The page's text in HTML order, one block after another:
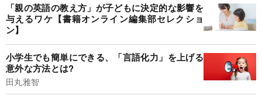
「親の英語の教え方」が子どもに決定的な影響を
与えるワケ【書籍オンライン編集部セレクショ
ン】
小学生でも簡単にできる、「言語化力」を上げる
意外な方法とは?
田丸雅智